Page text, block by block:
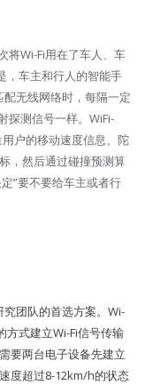
将Wi-Fi用在了车人、车
，车主和行人的智能手
无线网络时，每隔一定
探测信号一样。WiFi-
户的移动速度信息、陀
，然后通过碰撞预测算
”要不要给车主或者行
团队的首选方案。Wi-
方式建立Wi-Fi信号传输
要两台电子设备先建立
度超过8-12km/h的状态